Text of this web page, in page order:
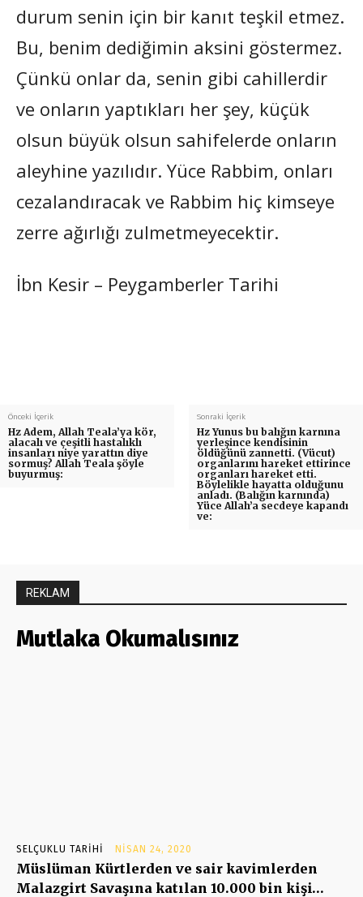
durum senin için bir kanıt teşkil etmez.
Bu, benim dediğimin aksini göstermez.
Çünkü onlar da, senin gibi cahillerdir
ve onların yaptıkları her şey, küçük
olsun büyük olsun sahifelerde onların
aleyhine yazılıdır. Yüce Rabbim, onları
cezalandıracak ve Rabbim hiç kimseye
zerre ağırlığı zulmetmeyecektir.
İbn Kesir – Peygamberler Tarihi
Önceki İçerik
Hz Adem, Allah Teala’ya kör,
alacalı ve çeşitli hastalıklı
insanları niye yarattın diye
sormuş? Allah Teala şöyle
buyurmuş:
Sonraki İçerik
Hz Yunus bu balığın karnına
yerleşince kendisinin
öldüğünü zannetti. (Vücut)
organlarını hareket ettirince
organları hareket etti.
Böylelikle hayatta olduğunu
anladı. (Balığın karnında)
Yüce Allah’a secdeye kapandı
ve:
REKLAM
Mutlaka Okumalısınız
SELÇUKLU TARIHI NISAN 24, 2020
Müslüman Kürtlerden ve sair kavimlerden
Malazgirt Savaşına katılan 10.000 bin kişi…